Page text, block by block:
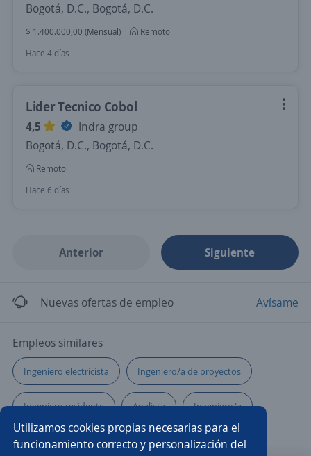
Utilizamos cookies propias necesarias para el
funcionamiento correcto y personalización del
Bogotá, D.C., Bogotá, D.C.
$ 1.400.000,00 (Mensual)
Remoto
Hace 4 días
Lider Tecnico Cobol
4,5
Indra group
Bogotá, D.C., Bogotá, D.C.
Remoto
Hace 6 días
Anterior Siguiente
Nuevas ofertas de empleo Avísame
Empleos similares
Ingeniero electricista Ingeniero/a de proyectos
Ingeniero residente Analista Ingeniero/a
Ingeniero mecánico Ingeniero comercial